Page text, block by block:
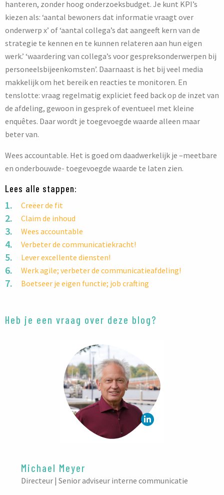
hanteren, zonder hoog onderzoeksbudget. Je kunt KPI’s
kiezen als: ‘aantal bewoners dat informatie vraagt over
onderwerp x’ of ‘aantal collega’s dat aangeeft kern van de
strategie te kennen en te kunnen relateren aan hun eigen
werk.’ ‘waardering van collega’s voor gespreksonderwerpen bij
personeelsbijeenkomsten’. Daarnaast is het bij veel media
makkelijk om het bereik en reacties te monitoren. En
tenslotte: vraag regelmatig expliciet feed back op de inzet van
de afdeling, gewoon in gesprek of eventueel met kleine
enquêtes. Daar wordt je toegevoegde waarde alleen maar
beter van.
Wees accountable. Het is goed om daadwerkelijk je –meetbare
en onderbouwde- toegevoegde waarde te laten zien.
Lees alle stappen:
Creëer de fit
Claim de inhoud
Wees accountable
Verbeter de communicatiekracht!
Lever excellente diensten!
Werk agile; verbeter de communicatieafdeling!
Boetseer je eigen functie; job crafting
Heb je een vraag over deze blog?
Michael Meyer
Directeur | Senior adviseur interne communicatie